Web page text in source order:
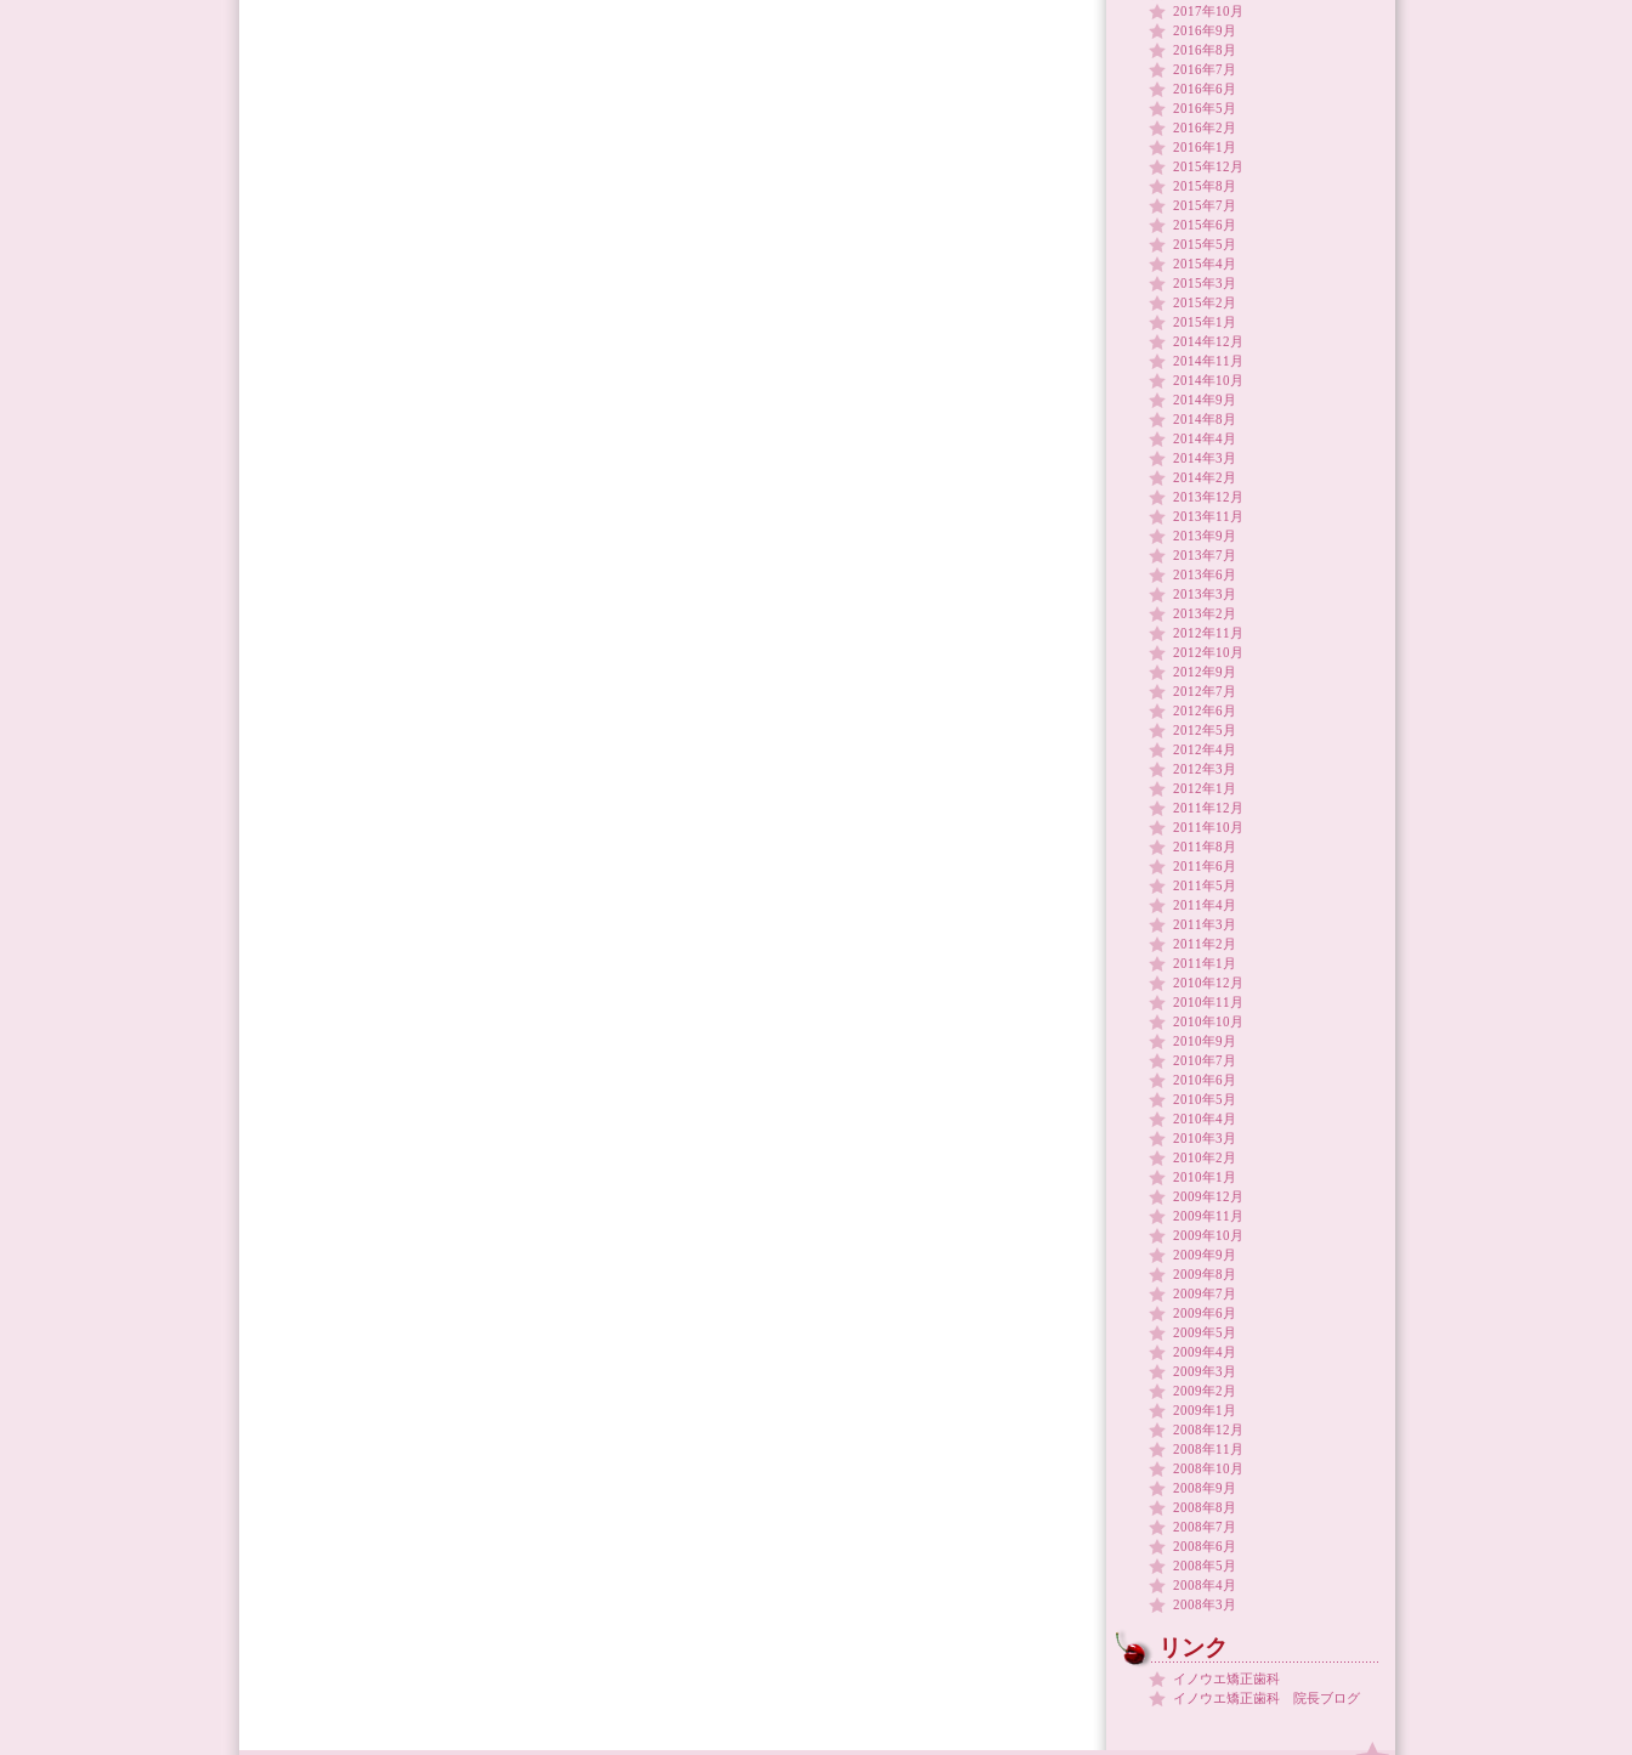
2017年10月
2016年9月
2016年8月
2016年7月
2016年6月
2016年5月
2016年2月
2016年1月
2015年12月
2015年8月
2015年7月
2015年6月
2015年5月
2015年4月
2015年3月
2015年2月
2015年1月
2014年12月
2014年11月
2014年10月
2014年9月
2014年8月
2014年4月
2014年3月
2014年2月
2013年12月
2013年11月
2013年9月
2013年7月
2013年6月
2013年3月
2013年2月
2012年11月
2012年10月
2012年9月
2012年7月
2012年6月
2012年5月
2012年4月
2012年3月
2012年1月
2011年12月
2011年10月
2011年8月
2011年6月
2011年5月
2011年4月
2011年3月
2011年2月
2011年1月
2010年12月
2010年11月
2010年10月
2010年9月
2010年7月
2010年6月
2010年5月
2010年4月
2010年3月
2010年2月
2010年1月
2009年12月
2009年11月
2009年10月
2009年9月
2009年8月
2009年7月
2009年6月
2009年5月
2009年4月
2009年3月
2009年2月
2009年1月
2008年12月
2008年11月
2008年10月
2008年9月
2008年8月
2008年7月
2008年6月
2008年5月
2008年4月
2008年3月
リンク
イノウエ矯正歯科
イノウエ矯正歯科 院長ブログ